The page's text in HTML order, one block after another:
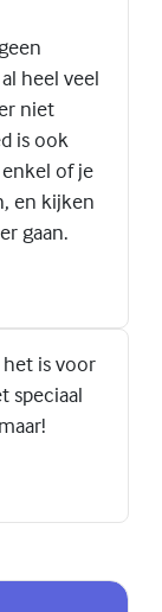
heel veel
niet
is ook
of je
en kijken
gaan.
is voor
speciaal